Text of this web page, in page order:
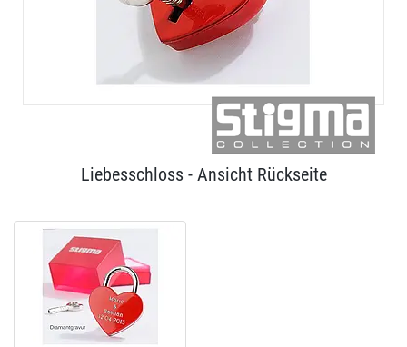
Liebesschloss - Ansicht Rückseite